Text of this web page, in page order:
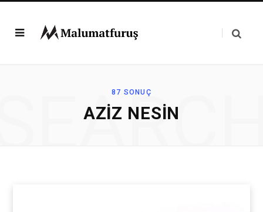
87 SONUÇ
AZIZ NESIN